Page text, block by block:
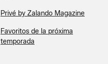
Privé by Zalando Magazine
Favoritos de la próxima
temporada